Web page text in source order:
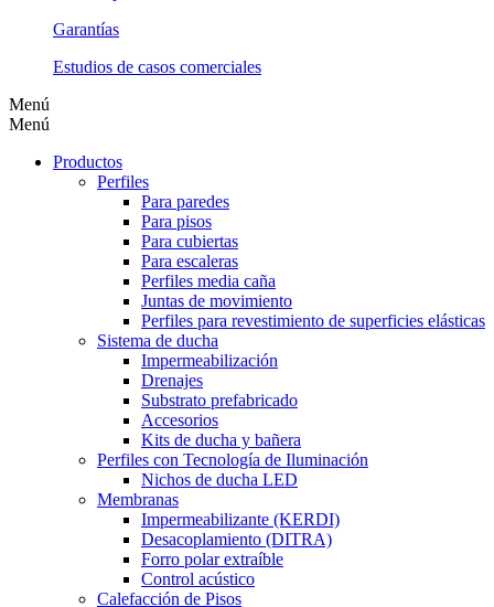
Garantías
Estudios de casos comerciales
Menú
Menú
Productos
Perfiles
Para paredes
Para pisos
Para cubiertas
Para escaleras
Perfiles media caña
Juntas de movimiento
Perfiles para revestimiento de superficies elásticas
Sistema de ducha
Impermeabilización
Drenajes
Substrato prefabricado
Accesorios
Kits de ducha y bañera
Perfiles con Tecnología de Iluminación
Nichos de ducha LED
Membranas
Impermeabilizante (KERDI)
Desacoplamiento (DITRA)
Forro polar extraíble
Control acústico
Calefacción de Pisos